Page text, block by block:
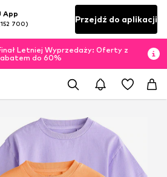
App
700) Przejdź do aplikacji
Letniej Wyprzedaży: Oferty z
do 60%